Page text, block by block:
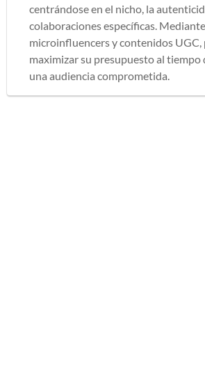
centrándose en el nicho, la
colaboraciones específicas.
microinfluencers y contenidos UGC,
maximizar su presupuesto al tiempo
una audiencia comprometida.